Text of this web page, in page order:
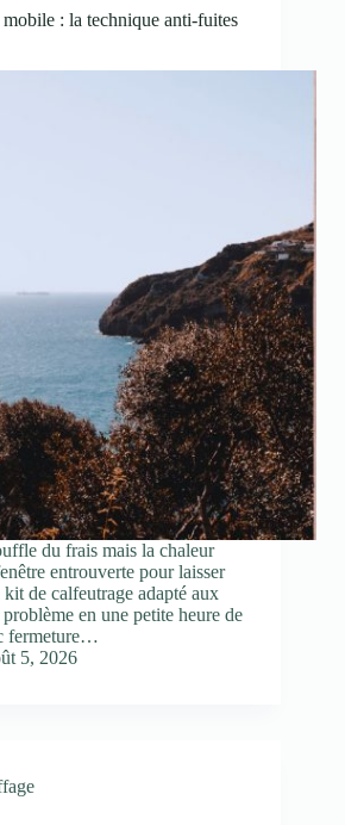
: la technique anti-fuites
du frais mais la chaleur
entrouverte pour laisser
de calfeutrage adapté aux
en une petite heure de
fermeture…
5, 2026